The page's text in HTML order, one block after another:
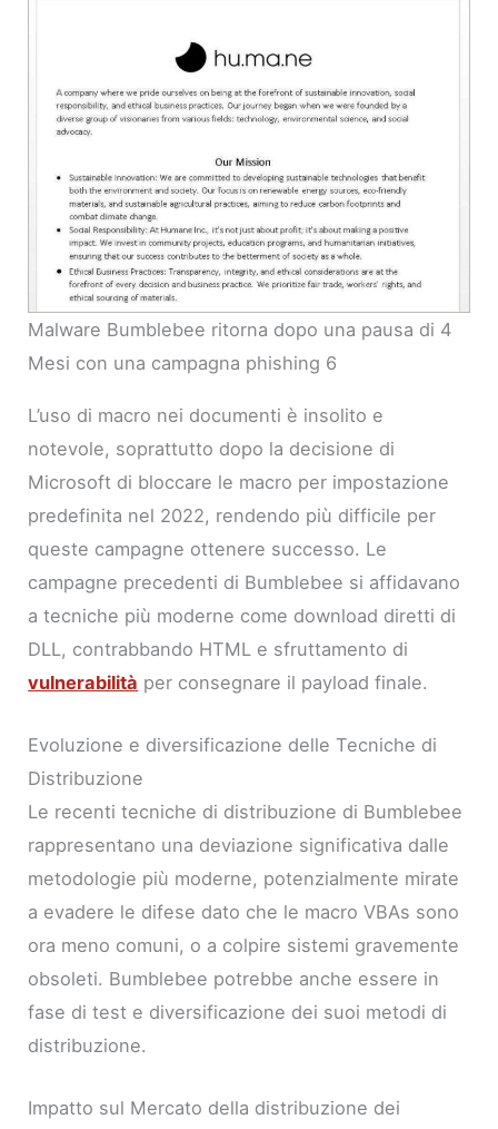
Malware Bumblebee ritorna dopo una pausa di 4
Mesi con una campagna phishing 6
L’uso di macro nei documenti è insolito e
notevole, soprattutto dopo la decisione di
Microsoft di bloccare le macro per impostazione
predefinita nel 2022, rendendo più difficile per
queste campagne ottenere successo. Le
campagne precedenti di Bumblebee si affidavano
a tecniche più moderne come download diretti di
DLL, contrabbando HTML e sfruttamento di
vulnerabilità per consegnare il payload finale.
Evoluzione e diversificazione delle Tecniche di
Distribuzione
Le recenti tecniche di distribuzione di Bumblebee
rappresentano una deviazione significativa dalle
metodologie più moderne, potenzialmente mirate
a evadere le difese dato che le macro VBAs sono
ora meno comuni, o a colpire sistemi gravemente
obsoleti. Bumblebee potrebbe anche essere in
fase di test e diversificazione dei suoi metodi di
distribuzione.
Impatto sul Mercato della distribuzione dei